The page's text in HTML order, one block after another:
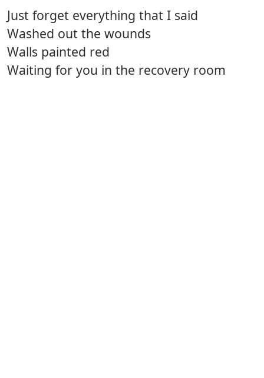
Just forget everything that I said
Washed out the wounds
Walls painted red
Waiting for you in the recovery room